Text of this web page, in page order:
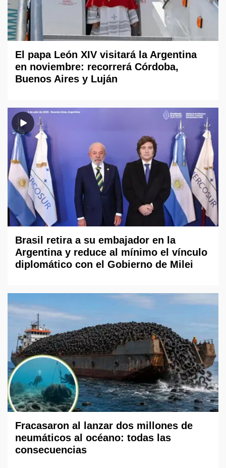
El papa León XIV visitará la Argentina
en noviembre: recorrerá Córdoba,
Buenos Aires y Luján
Brasil retira a su embajador en la
Argentina y reduce al mínimo el vínculo
diplomático con el Gobierno de Milei
Fracasaron al lanzar dos millones de
neumáticos al océano: todas las
consecuencias